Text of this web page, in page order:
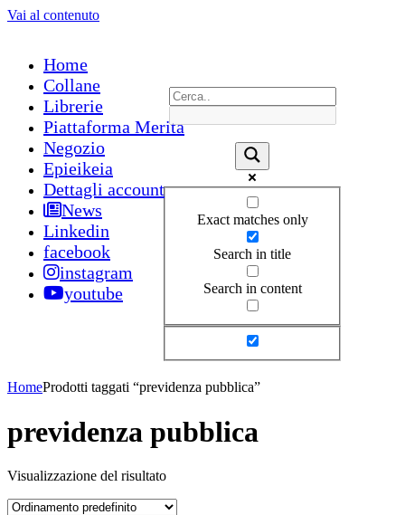
Vai al contenuto
Home
Collane
Librerie
Piattaforma Merita
Negozio
Epieikeia
Dettagli account
News
Linkedin
facebook
instagram
youtube
Exact matches only
Search in title
Search in content
HomeProdotti taggati “previdenza pubblica”
previdenza pubblica
Visualizzazione del risultato